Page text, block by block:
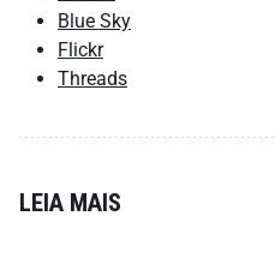
Blue Sky
Flickr
Threads
LEIA MAIS